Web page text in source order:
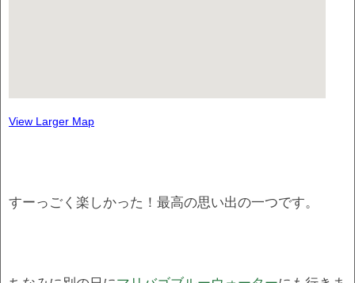
View Larger Map
すーっごく楽しかった！最高の思い出の一つです。